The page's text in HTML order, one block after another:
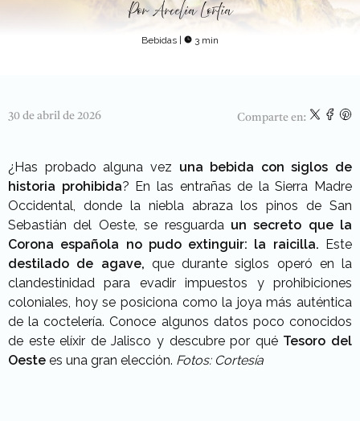
Por Arcelia Lortia
Bebidas | 3 min
30 de abril de 2026 Comparte en:
¿Has probado alguna vez una bebida con siglos de
historia prohibida? En las entrañas de la Sierra Madre
Occidental, donde la niebla abraza los pinos de San
Sebastián del Oeste, se resguarda un secreto que la
Corona española no pudo extinguir: la raicilla. Este
destilado de agave, que durante siglos operó en la
clandestinidad para evadir impuestos y prohibiciones
coloniales, hoy se posiciona como la joya más auténtica
de la coctelería. Conoce algunos datos poco conocidos
de este elíxir de Jalisco y descubre por qué Tesoro del
Oeste es una gran elección. Fotos: Cortesía